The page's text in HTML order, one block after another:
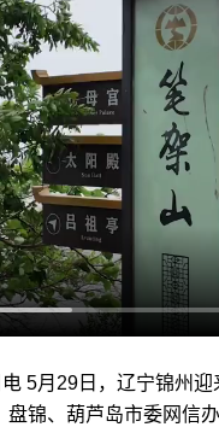
月29日，辽宁锦州迎
锦、葫芦岛市委网信